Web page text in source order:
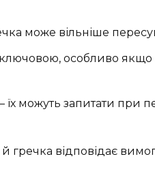
може вільніше
особливо якщо
можуть запитати при
гречка відповідає